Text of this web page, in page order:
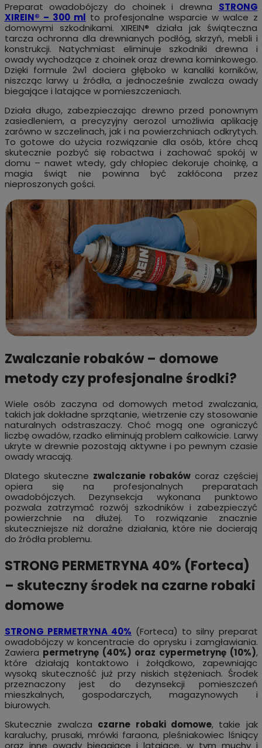
Preparat owadobójczy do choinek i drewna STRONG
XIREIN® – 300 ml to profesjonalne wsparcie w walce z
domowymi szkodnikami. XIREIN® działa jak świąteczna
tarcza ochronna dla drewnianych podłóg, skrzyń, mebli i
konstrukcji. Natychmiast eliminuje szkodniki drewna i
owady wychodzące z choinek oraz drewna kominkowego.
Dzięki formule 2w1 dociera głęboko w kanaliki korników,
niszcząc larwy u źródła, a jednocześnie zwalcza owady
biegające i latające w pomieszczeniach.
Działa długo, zabezpieczając drewno przed ponownym
zasiedleniem, a precyzyjny aerozol umożliwia aplikację
zarówno w szczelinach, jak i na powierzchniach odkrytych.
To gotowe do użycia rozwiązanie dla osób, które chcą
skutecznie pozbyć się robactwa i zachować spokój w
domu – nawet wtedy, gdy chłopiec dekoruje choinkę, a
magia świąt nie powinna być zakłócona przez
nieproszonych gości.
Zwalczanie robaków – domowe
metody czy profesjonalne środki?
Wiele osób zaczyna od domowych metod zwalczania,
takich jak dokładne sprzątanie, wietrzenie czy stosowanie
naturalnych odstraszaczy. Choć mogą one ograniczyć
liczbę owadów, rzadko eliminują problem całkowicie. Larwy
ukryte w drewnie pozostają aktywne i po pewnym czasie
owady wracają.
Dlatego skuteczne zwalczanie robakówcoraz częściej
opiera się na profesjonalnych preparatach
owadobójczych. Dezynsekcja wykonana punktowo
pozwala zatrzymać rozwój szkodników i zabezpieczyć
powierzchnie na dłużej. To rozwiązanie znacznie
skuteczniejsze niż doraźne działania, które nie docierają
do źródła problemu.
STRONG PERMETRYNA 40% (Forteca)
– skuteczny środek na czarne robaki
domowe
STRONG PERMETRYNA 40% (Forteca) to silny preparat
owadobójczy w koncentracie do oprysku i zamgławiania.
Zawiera permetrynę (40%) oraz cypermetrynę (10%),
które działają kontaktowo i żołądkowo, zapewniając
wysoką skuteczność już przy niskich stężeniach. Środek
przeznaczony jest do dezynsekcji pomieszczeń
mieszkalnych, gospodarczych, magazynowych i
biurowych.
Skutecznie zwalcza czarne robaki domowe, takie jak
karaluchy, prusaki, mrówki faraona, pleśniakowiec lśniący
oraz inne owady biegające i latające, w tym muchy i